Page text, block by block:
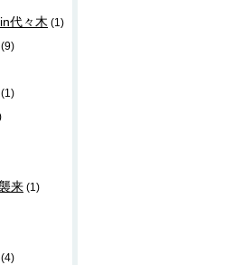
代々木 (1)
(9)
(1)
来 (1)
(4)